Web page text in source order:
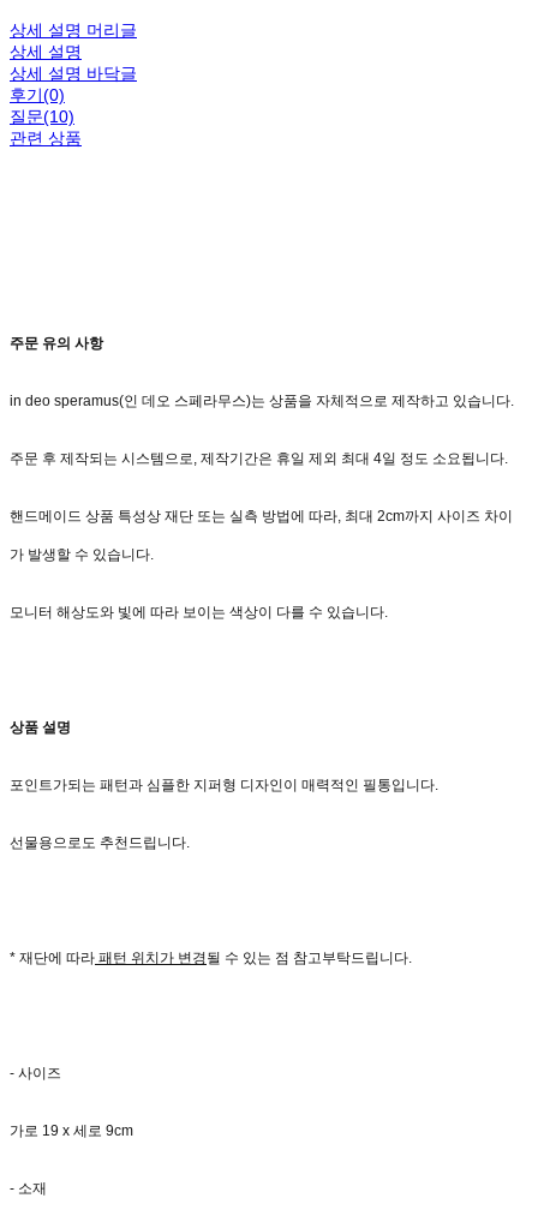
상세 설명 머리글
상세 설명
상세 설명 바닥글
후기(0)
질문(10)
관련 상품
주문 유의 사항
in deo speramus(인 데오 스페라무스)는 상품을 자체적으로 제작하고 있습니다.
주문 후 제작되는 시스템으로, 제작기간은 휴일 제외 최대 4일 정도 소요됩니다.
핸드메이드 상품 특성상 재단 또는 실측 방법에 따라, 최대 2cm까지 사이즈 차이
가 발생할 수 있습니다.
모니터 해상도와 빛에 따라 보이는 색상이 다를 수 있습니다.
상품 설명
포인트가되는 패턴과 심플한 지퍼형 디자인이 매력적인 필통입니다.
선물용으로도 추천드립니다.
* 재단에 따라 패턴 위치가 변경될 수 있는 점 참고부탁드립니다.
- 사이즈
가로 19 x 세로 9cm
- 소재